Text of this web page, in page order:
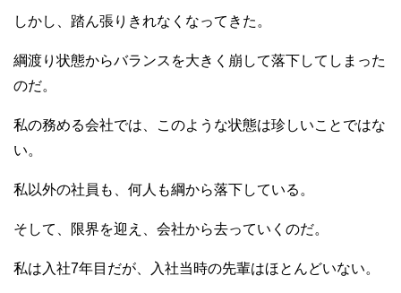
しかし、踏ん張りきれなくなってきた。
綱渡り状態からバランスを大きく崩して落下してしまった
のだ。
私の務める会社では、このような状態は珍しいことではな
い。
私以外の社員も、何人も綱から落下している。
そして、限界を迎え、会社から去っていくのだ。
私は入社7年目だが、入社当時の先輩はほとんどいない。